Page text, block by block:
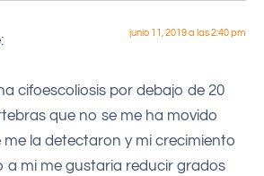
junio 11, 2019 a las 2:40 pm
cifoescoliosis por debajo de 20
que no se me ha movido
me la detectaron y mi crecimiento
a mi me gustaria reducir grados